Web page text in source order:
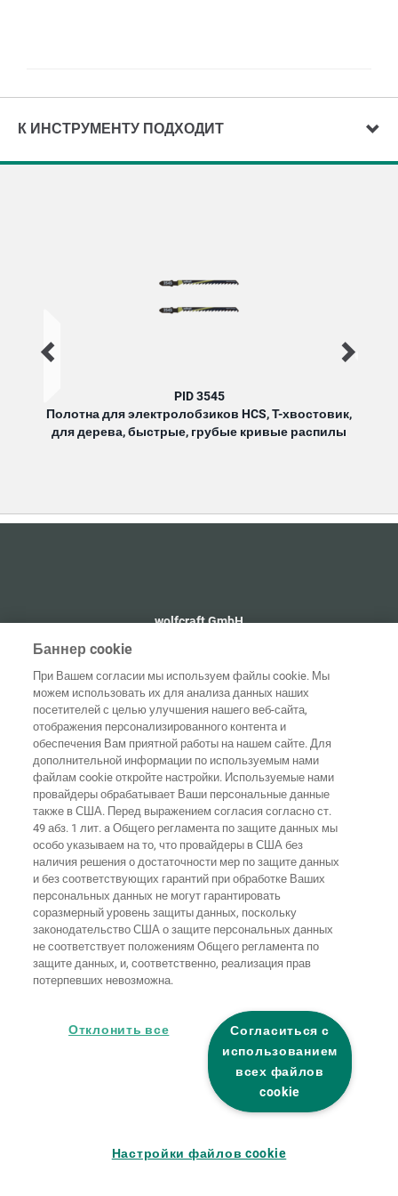
К ИНСТРУМЕНТУ ПОДХОДИТ
PID 3545
Полотна для электролобзиков HCS, T-хвостовик,
для дерева, быстрые, грубые кривые распилы
wolfcraft GmbH
Wolffstraße 1
56746 Kempenich
Домашняя
страница Контакты
Выходные Защита
Общие
условия
ведения
бизнеса
Правила по
файлам
"cookie"
Заявление о
безбарьерности
Баннер cookie
При Вашем согласии мы используем файлы cookie. Мы
можем использовать их для анализа данных наших
посетителей с целью улучшения нашего веб-сайта,
отображения персонализированного контента и
обеспечения Вам приятной работы на нашем сайте. Для
дополнительной информации по используемым нами
файлам cookie откройте настройки. Используемые нами
провайдеры обрабатывает Ваши персональные данные
также в США. Перед выражением согласия согласно ст.
49 абз. 1 лит. a Общего регламента по защите данных мы
особо указываем на то, что провайдеры в США без
наличия решения о достаточности мер по защите данных
и без соответствующих гарантий при обработке Ваших
персональных данных не могут гарантировать
соразмерный уровень защиты данных, поскольку
законодательство США о защите персональных данных
не соответствует положениям Общего регламента по
защите данных, и, соответственно, реализация прав
потерпевших невозможна.
Согласиться с
использованием
всех файлов
cookie
Отклонить все
Настройки файлов cookie